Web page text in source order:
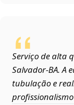
Serviço de alta
Salvador‑BA. A
tubulação e